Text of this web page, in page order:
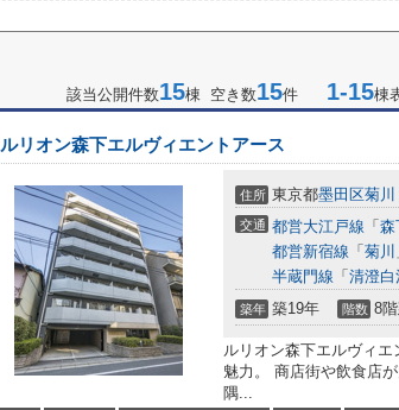
該当公開件数15棟 空き数15件 1-15棟
ルリオン森下エルヴィエントアース
住所 東京都墨田区菊川
交通 都営大江戸線 「 森
都営新宿線 「 菊川
半蔵門線 「 清澄白
築年 築19年 階数 8
ルリオン森下エルヴィ
魅力。 商店街や飲食店
隅...